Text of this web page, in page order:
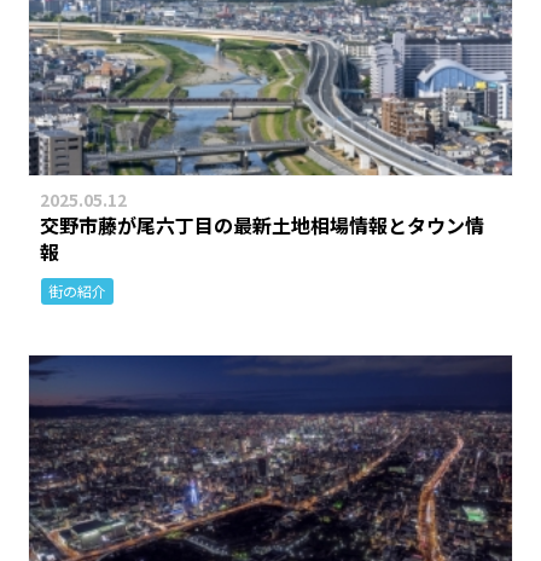
2025.05.12
交野市藤が尾六丁目の最新土地相場情報とタウン情
報
街の紹介